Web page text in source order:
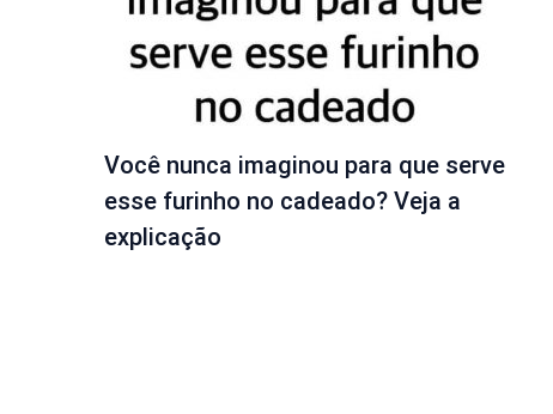
Você nunca imaginou para que serve
esse furinho no cadeado? Veja a
explicação